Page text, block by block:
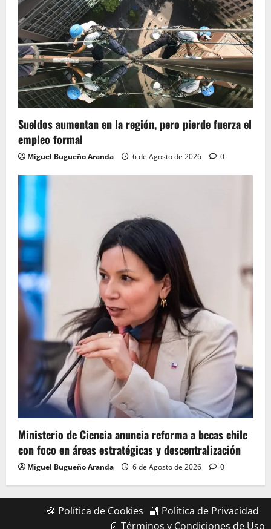
Sueldos aumentan en la región, pero pierde fuerza el
empleo formal
Miguel Bugueño Aranda 6 de Agosto de 2026 0
Ministerio de Ciencia anuncia reforma a becas chile
con foco en áreas estratégicas y descentralización
Miguel Bugueño Aranda 6 de Agosto de 2026 0
🍪 Política de Cookies 🔐 Política de Privacidad
📄 Términos y Condiciones de Uso